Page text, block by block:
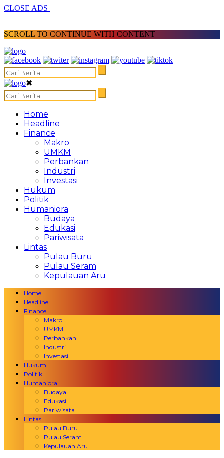
CLOSE ADS
SCROLL TO CONTINUE WITH CONTENT
✖
Home
Headline
Finance
Makro
UMKM
Perbankan
Industri
Investasi
Hukum
Politik
Humaniora
Budaya
Edukasi
Pariwisata
Lintas
Pulau Buru
Pulau Seram
Kepulauan Aru
Home
Headline
Finance
Makro
UMKM
Perbankan
Industri
Investasi
Hukum
Politik
Humaniora
Budaya
Edukasi
Pariwisata
Lintas
Pulau Buru
Pulau Seram
Kepulauan Aru